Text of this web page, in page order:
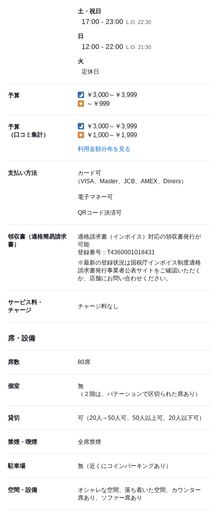
土・祝日
17:00 - 23:00 L.O. 22:30
日
12:00 - 22:00 L.O. 21:30
火
定休日
予算
￥3,000～￥3,999
～￥999
予算
（口コミ集計）
￥3,000～￥3,999
￥1,000～￥1,999
利用金額分布を見る
支払い方法
カード可
（VISA、Master、JCB、AMEX、Diners）
電子マネー可
QRコード決済可
領収書（適格簡易請求
書）
適格請求書（インボイス）対応の領収書発行が
可能
登録番号：T4360001018431
※最新の登録状況は国税庁インボイス制度適格
請求書発行事業者公表サイトをご確認いただく
か、店舗にお問い合わせください。
サービス料・
チャージ
チャージ料なし
席・設備
席数 80席
個室
無
（２階は、パテーションで区切られた席あり）
貸切 可（20人～50人可、50人以上可、20人以下可）
禁煙・喫煙 全席禁煙
駐車場 無（近くにコインパーキングあり）
空間・設備
オシャレな空間、落ち着いた空間、カウンター
席あり、ソファー席あり